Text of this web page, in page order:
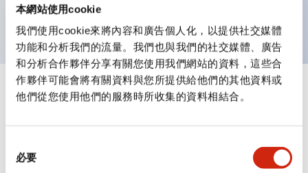
本網站使用cookie
我們使用cookie來將內容和廣告個人化，以提供社交媒體
功能和分析我們的流量。我們也與我們的社交媒體、廣告
和分析合作夥伴分享有關您使用我們網站的資料，這些合
作夥伴可能會將有關資料與您所提供給他們的其他資料或
他們從您使用他們的服務時所收集的資料相結合。
必要
防護結構
規格
審美規範
環境規範